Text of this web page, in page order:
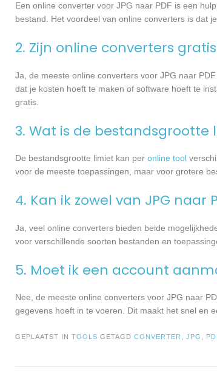
Een online converter voor JPG naar PDF is een
bestand. Het voordeel van online converters is dat
2. Zijn online converters
Ja, de meeste online converters voor JPG naar
dat je kosten hoeft te maken of software hoeft te
gratis.
3. Wat is de
De bestandsgrootte limiet kan per online tool
voor de meeste toepassingen, maar voor grotere
4. Kan ik zowel van JPG naar
Ja, veel online converters bieden beide
voor verschillende soorten bestanden en
5. Moet ik een account
Nee, de meeste online converters voor JPG naar
gegevens hoeft in te voeren. Dit maakt het snel en
GEPLAATST IN TOOLS GETAGD CONVERTER, JPG ,